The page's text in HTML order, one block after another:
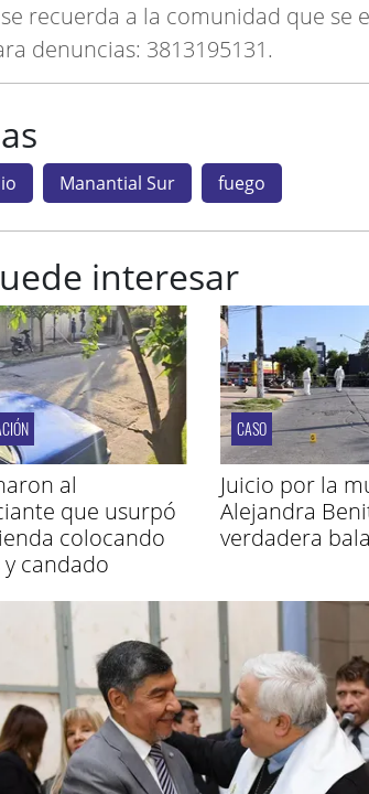
recuerda a la comunidad que se
denuncias: 3813195131.
Manantial Sur fuego
interesar
al
que usurpó
colocando
candado
CASO
Juicio por la
Alejandra
verdadera